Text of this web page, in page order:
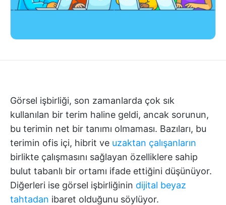
Görsel işbirliği, son zamanlarda çok sık
kullanılan bir terim haline geldi, ancak sorunun,
bu terimin net bir tanımı olmaması. Bazıları, bu
terimin ofis içi, hibrit ve uzaktan çalışanların
birlikte çalışmasını sağlayan özelliklere sahip
bulut tabanlı bir ortamı ifade ettiğini düşünüyor.
Diğerleri ise görsel işbirliğinin dijital beyaz
tahtadan ibaret olduğunu söylüyor.